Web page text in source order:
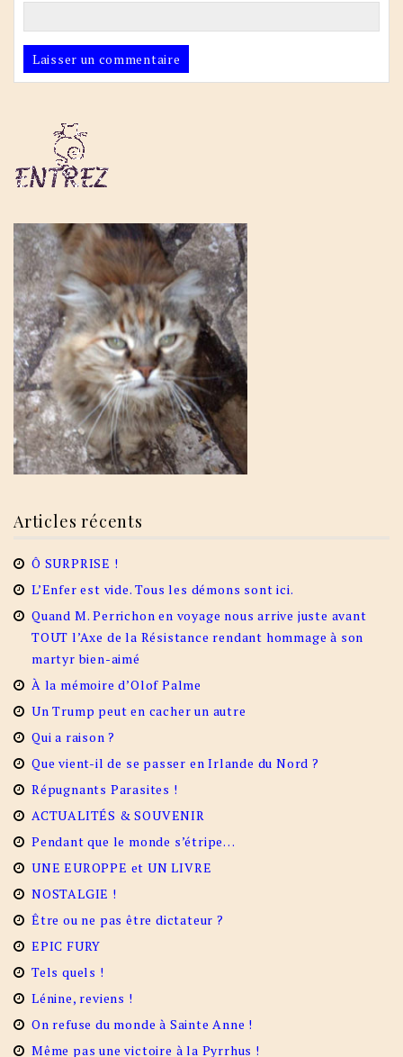
Articles récents
Ô SURPRISE !
L’Enfer est vide. Tous les démons sont ici.
Quand M. Perrichon en voyage nous arrive juste avant
TOUT l’Axe de la Résistance rendant hommage à son
martyr bien-aimé
À la mémoire d’Olof Palme
Un Trump peut en cacher un autre
Qui a raison ?
Que vient-il de se passer en Irlande du Nord ?
Répugnants Parasites !
ACTUALITÉS & SOUVENIR
Pendant que le monde s’étripe…
UNE EUROPPE et UN LIVRE
NOSTALGIE !
Être ou ne pas être dictateur ?
EPIC FURY
Tels quels !
Lénine, reviens !
On refuse du monde à Sainte Anne !
Même pas une victoire à la Pyrrhus !